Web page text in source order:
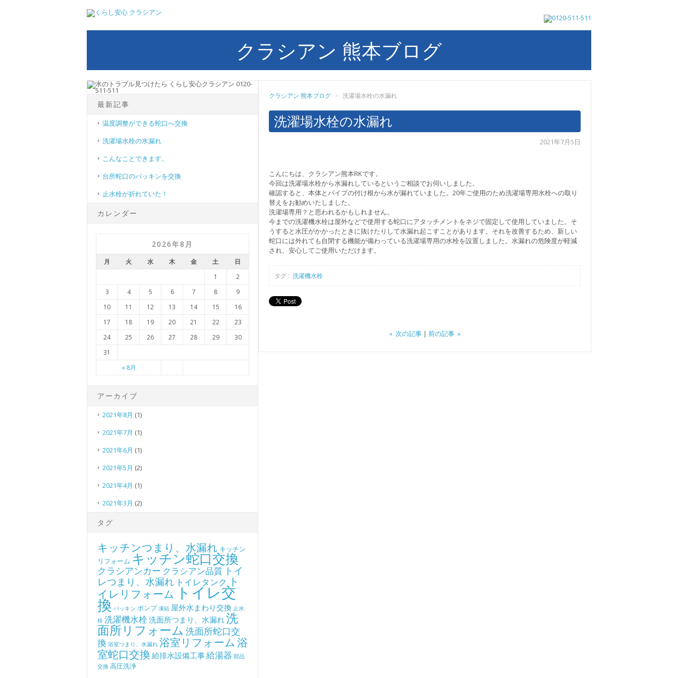
クラシアン 熊本ブログ
クラシアン 熊本ブログ > 洗濯場水栓の水漏れ
洗濯場水栓の水漏れ
2021年7月5日
こんにちは、クラシアン熊本RKです。
今回は洗濯場水栓から水漏れしているというご相談でお伺いしました。
確認すると、本体とパイプの付け根から水が漏れていました。20年ご使用のため洗濯場専用水栓への取り
替えをお勧めいたしました。
洗濯場専用？と思われるかもしれません。
今までの洗濯機水栓は屋外などで使用する蛇口にアタッチメントをネジで固定して使用していました。そ
うすると水圧がかかったときに抜けたりして水漏れ起こすことがあります。それを改善するため、新しい
蛇口には外れても自閉する機能が備わっている洗濯場専用の水栓を設置しました。水漏れの危険度が軽減
され、安心してご使用いただけます。
タグ : 洗濯機水栓
« 次の記事 | 前の記事 »
最新記事
温度調整ができる蛇口へ交換
洗濯場水栓の水漏れ
こんなことできます。
台所蛇口のパッキンを交換
止水栓が折れていた！
カレンダー
2026年8月
月 火 水 木 金 土 日
« 8月
1
2
3
4 5 6 7 8
9
10
11 12 13 14 15
16
17
18 19 20 21 22
23
24
25 26 27 28 29
30
31
アーカイブ
2021年8月 (1)
2021年7月 (1)
2021年6月 (1)
2021年5月 (2)
2021年4月 (1)
2021年3月 (2)
タグ
キッチンつまり、水漏れ キッチン
リフォーム キッチン蛇口交換
クラシアンカー クラシアン品質 トイ
レつまり、水漏れ トイレタンク ト
イレリフォーム トイレ交
換 パッキン ポンプ 凍結 屋外水まわり交換 止水
栓 洗濯機水栓 洗面所つまり、水漏れ洗
面所リフォーム 洗面所蛇口交
換 浴室つまり、水漏れ 浴室リフォーム 浴
室蛇口交換 給排水設備工事給湯器 部品
交換 高圧洗浄